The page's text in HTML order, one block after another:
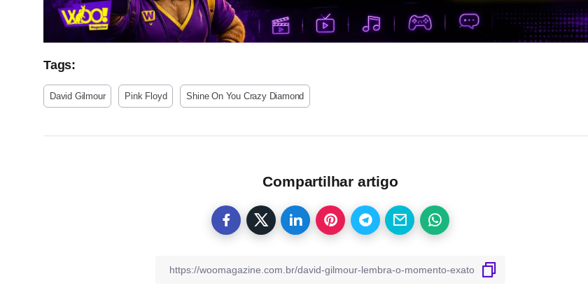
Tags:
David Gilmour Pink Floyd Shine On You Crazy Diamond
Compartilhar artigo